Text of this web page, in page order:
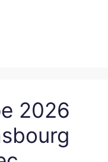
2026